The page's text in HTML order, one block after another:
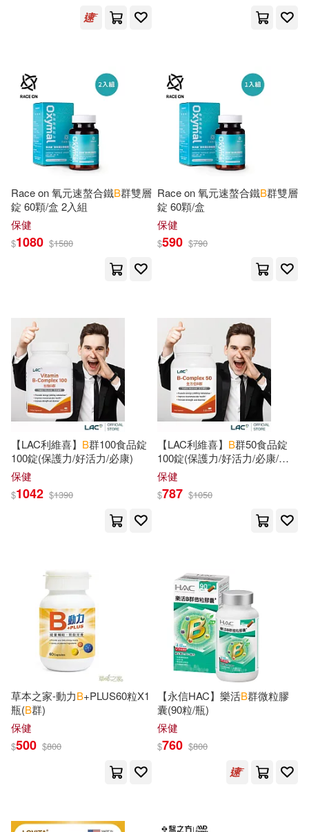
Robert B. (EDT)(150)
Morgan(149) Hughes(148)
Anna B.(147) B. V.(147)
Sarah B.(147) Reed(146)
W. E. B./ Butterworth(146)
Wood(145) Johnny B.(144)
Mitchell(144)
Rise B./ Cooper(144)
Ellis(143) Jane B.(142)
Arthur(141) Cooper(141)
Kelly(140) Singh(138)
Walter B.(138) Birthday(137)
V. B.(137) Jack B.(136)
Cook(135) Dennis B.(134)
Dick (NRT)(133)
Continuum Intl Pub Group(51)
Cq Pr(51)
Univ of Chicago Pr(51)
Jones & Bartlett Learning(50)
Kensington Pub Corp(49)
Pgw(49)
Univ of California Pr(49)
映象國際多媒體股份有限公司(49)
Globe Pequot Pr(47)
Stylus Pub Llc(47)
科學出版社(47)
B & H Academic(46)
Booksurge Llc(46)
Race on 氧元速螯合鐵B群雙層
錠 60顆/盒 2入組
保健
$1080 $1580
Race on 氧元速螯合鐵B群雙層
錠 60顆/盒
保健
$590 $790
【LAC利維喜】 B群100食品錠
100錠(保護力/好活力/必康)
保健
$1042 $1390
【LAC利維喜】 B群50食品錠
100錠(保護力/好活力/必康/長
效釋放)
保健
$787 $1050
草本之家-動力B+PLUS60粒X1
瓶(B群)
保健
$500 $800
【永信HAC】樂活B群微粒膠
囊(90粒/瓶)
保健
$760 $800